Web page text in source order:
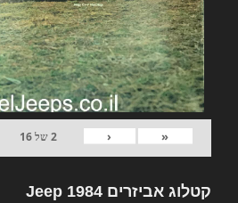
«
‹
2של16
קטלוג אביזרים Jeep 1984